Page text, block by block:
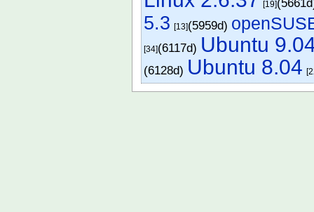
[19]
5.3 [13](5959d)
[34](6117d) Ubuntu
(6128d) Ubuntu 8.04